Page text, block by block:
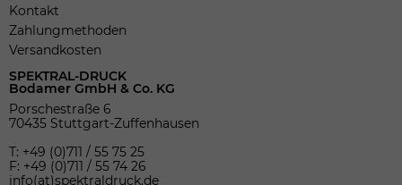
Kontakt
Zahlungmethoden
Versandkosten
SPEKTRAL-DRUCK
Bodamer GmbH & Co. KG
Porschestraße 6
70435 Stuttgart-Zuffenhausen
T: +49 (0)711 / 55 75 25
F: +49 (0)711 / 55 74 26
info(at)spektraldruck.de